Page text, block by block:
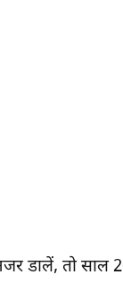
डालें, तो साल